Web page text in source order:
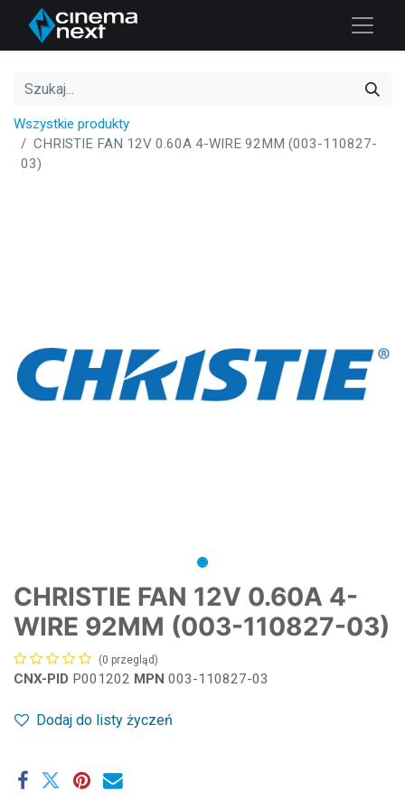
Wszystkie produkty
CHRISTIE FAN 12V 0.60A 4-WIRE 92MM (003-110827-
03)
CHRISTIE FAN 12V 0.60A 4-
WIRE 92MM (003-110827-03)
(0 przegląd)
CNX-PID P001202 MPN 003-110827-03
Dodaj do listy życzeń